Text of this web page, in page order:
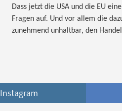
Dass jetzt die USA und die EU
Fragen auf. Und vor allem die
zunehmend unhaltbar, den
Instagram